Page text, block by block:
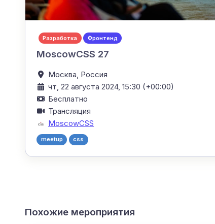
Разработка Фронтенд
MoscowCSS 27
Москва, Россия
чт, 22 августа 2024, 15:30 (+00:00)
Бесплатно
Трансляция
MoscowCSS
meetup css
Похожие мероприятия